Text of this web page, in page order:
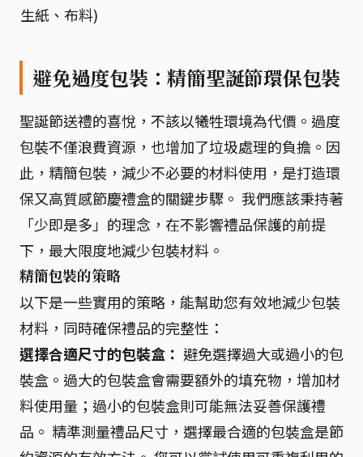
生紙、布料)
避免過度包裝：精簡聖誕節環保包裝
聖誕節送禮的喜悅，不該以犧牲環境為代價。過度
包裝不僅浪費資源，也增加了垃圾處理的負擔。因
此，精簡包裝，減少不必要的材料使用，是打造環
保又高質感節慶禮盒的關鍵步驟。 我們應該秉持著
「少即是多」的理念，在不影響禮品保護的前提
下，最大限度地減少包裝材料。
精簡包裝的策略
以下是一些實用的策略，能幫助您有效地減少包裝
材料，同時確保禮品的完整性：
選擇合適尺寸的包裝盒： 避免選擇過大或過小的包
裝盒。過大的包裝盒會需要額外的填充物，增加材
料使用量；過小的包裝盒則可能無法妥善保護禮
品。 精準測量禮品尺寸，選擇最合適的包裝盒是節